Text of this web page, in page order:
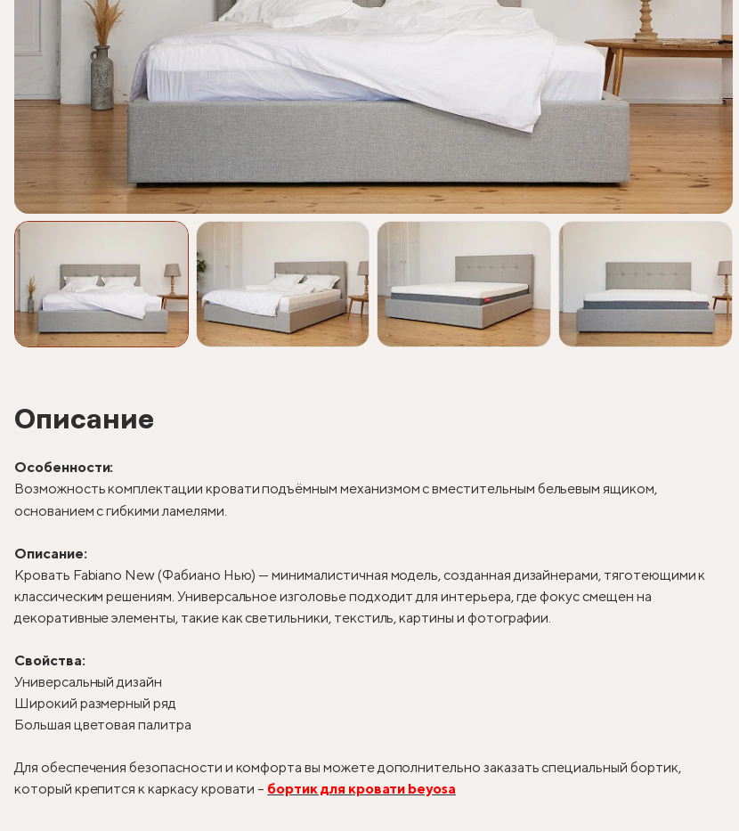
Описание
Особенности:
Возможность комплектации кровати подъёмным механизмом с вместительным бельевым ящиком,
основанием с гибкими ламелями.
Описание:
Кровать Fabiano New (Фабиано Нью) — минималистичная модель, созданная дизайнерами, тяготеющими к
классическим решениям. Универсальное изголовье подходит для интерьера, где фокус смещен на
декоративные элементы, такие как светильники, текстиль, картины и фотографии.
Свойства:
Универсальный дизайн
Широкий размерный ряд
Большая цветовая палитра
Для обеспечения безопасности и комфорта вы можете дополнительно заказать специальный бортик,
который крепится к каркасу кровати – бортик для кровати beyosa